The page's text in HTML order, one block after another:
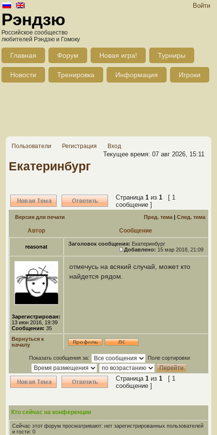
Войти
Рэндзю
Российское сообщество
любителей Рэндзю и Гомоку
Главная Форум Новая игра! Турниры
Новости Тренировка Информация Игроки
Пользователи Регистрация Вход
Текущее время: 07 авг 2026, 15:11
Екатеринбург
Страница 1 из 1 [ 1
сообщение ]
Версия для печати Пред. тема | След. тема
Автор Сообщение
reasonat Заголовок сообщения: Екатеринбург
Добавлено: 15 мар 2018, 21:09
Зарегистрирован:
13 июн 2016, 19:39
Сообщения: 35
отмечусь на всякий случай, может кто
найдется рядом.
Вернуться к
началу
Показать сообщения за: Поле сортировки
Страница 1 из 1 [ 1
сообщение ]
Кто сейчас на конференции
Сейчас этот форум просматривают: нет зарегистрированных пользователей
и гости: 0